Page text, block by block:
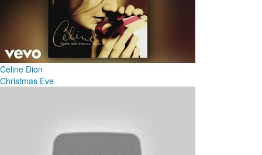
Celine Dion
Christmas Eve